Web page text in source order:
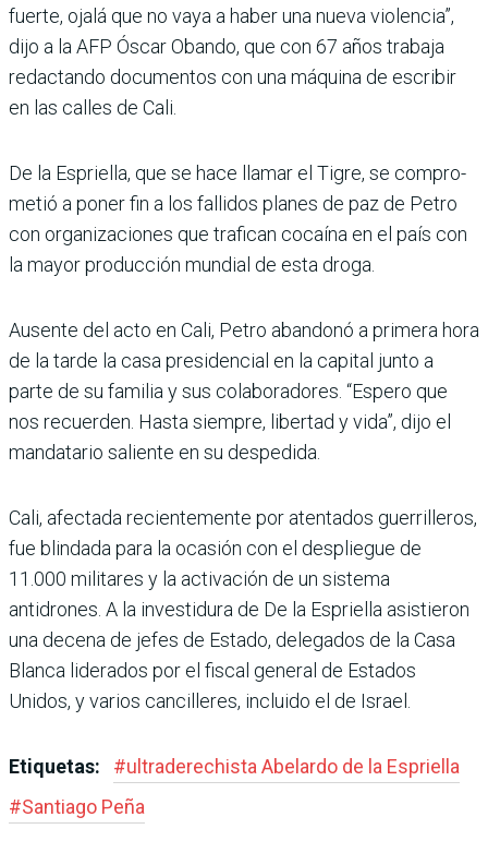
fuerte, ojalá que no vaya a haber una nueva violencia”,
dijo a la AFP Óscar Obando, que con 67 años trabaja
redac­tando documentos con una máquina de escribir
en las calles de Cali.
De la Espriella, que se hace llamar el Tigre, se compro­
metió a poner fin a los falli­dos planes de paz de Petro
con organizaciones que tra­fican cocaína en el país con
la mayor producción mundial de esta droga.
Ausente del acto en Cali, Petro abandonó a primera hora
de la tarde la casa pre­sidencial en la capital junto a
parte de su familia y sus cola­boradores. “Espero que
nos recuerden. Hasta siempre, libertad y vida”, dijo el
man­datario saliente en su despe­dida.
Cali, afectada recientemente por atentados guerrilleros,
fue blindada para la ocasión con el despliegue de
11.000 militares y la activación de un sistema
antidrones. A la investidura de De la Esprie­lla asistieron
una decena de jefes de Estado, delegados de la Casa
Blanca liderados por el fiscal general de Estados
Unidos, y varios cancilleres, incluido el de Israel.
Etiquetas: #ultraderechista Abe­lardo de la Espriella
#Santiago Peña